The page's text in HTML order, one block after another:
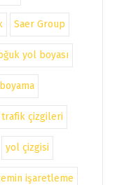
Saer Group
yol boyası
trafik çizgileri
yol çizgisi
işaretleme